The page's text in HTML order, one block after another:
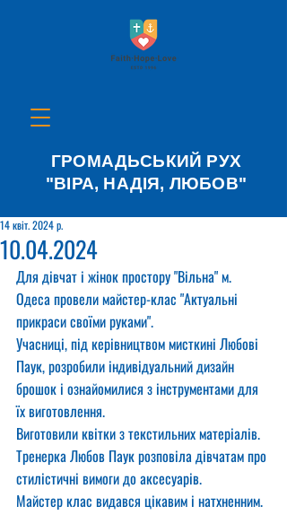
ГРОМАДЬСЬКИЙ РУХ
"ВІРА, НАДІЯ, ЛЮБОВ"
10.04.2024
14 квіт. 2024 р.
Для дівчат і жінок простору "Вільна" м.
Одеса провели майстер-клас "Актуальні
прикраси своїми руками".
Учасниці, під керівництвом мисткині Любові
Паук, розробили індивідуальний дизайн
брошок і ознайомилися з інструментами для
їх виготовлення.
Виготовили квітки з текстильних матеріалів.
Тренерка Любов Паук розповіла дівчатам про
стилістичні вимоги до аксесуарів.
Майстер клас видався цікавим і натхненним.